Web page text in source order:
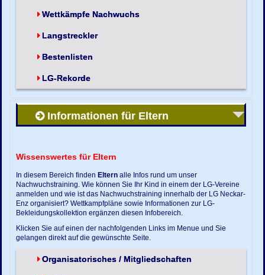
Wettkämpfe Nachwuchs
Langstreckler
Bestenlisten
LG-Rekorde
Informationen für Eltern
Wissenswertes für Eltern
In diesem Bereich finden Eltern alle Infos rund um unser
Nachwuchstraining. Wie können Sie Ihr Kind in einem der LG-Vereine
anmelden und wie ist das Nachwuchstraining innerhalb der LG Neckar-
Enz organisiert? Wettkampfpläne sowie Informationen zur LG-
Bekleidungskollektion ergänzen diesen Infobereich.
Klicken Sie auf einen der nachfolgenden Links im Menue und Sie
gelangen direkt auf die gewünschte Seite.
Organisatorisches / Mitgliedschaften